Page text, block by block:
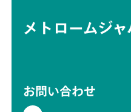
メトロームジ
お問い合わせ